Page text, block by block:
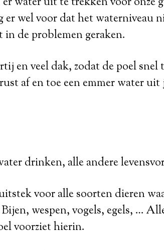
wel voor dat het waterniveau
de problemen geraken.
en veel dak, zodat de poel snel
af en toe een emmer water uit
drinken, alle andere
voor alle soorten dieren
wespen, vogels, egels, …
voorziet hierin.